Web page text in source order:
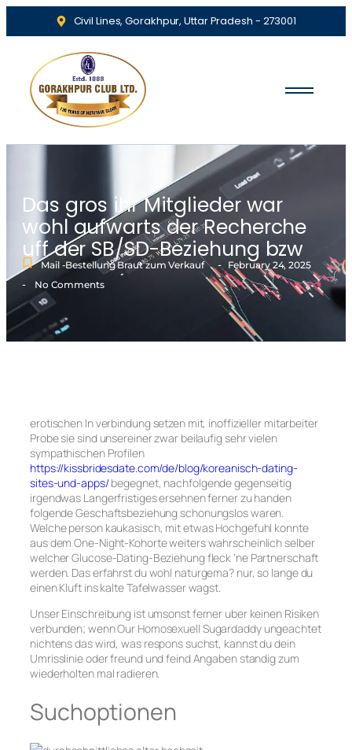
Civil Lines, Gorakhpur, Uttar Pradesh - 273001
Das gros ihr Mitglieder war
wohl aufwarts der Recherche
uff der SB/SD-Beziehung bzw
Mail -Bestellung Braut zum Verkauf - February 24, 2025
- No Comments
erotischen In verbindung setzen mit, inoffizieller mitarbeiter
Probe sie sind unsereiner zwar beilaufig sehr vielen
sympathischen Profilen
https://kissbridesdate.com/de/blog/koreanisch-dating-
sites-und-apps/begegnet, nachfolgende gegenseitig
irgendwas Langerfristiges ersehnen ferner zu handen
folgende Geschaftsbeziehung schonungslos waren.
Welche person kaukasisch, mit etwas Hochgefuhl konnte
aus dem One-Night-Kohorte weiters wahrscheinlich selber
welcher Glucose-Dating-Beziehung fleck ‘ne Partnerschaft
werden. Das erfahrst du wohl naturgema? nur, so lange du
einen Kluft ins kalte Tafelwasser wagst.
Unser Einschreibung ist umsonst ferner uber keinen Risiken
verbunden; wenn Our Homosexuell Sugardaddy ungeachtet
nichtens das wird, was respons suchst, kannst du dein
Umrisslinie oder freund und feind Angaben standig zum
wiederholten mal radieren.
Suchoptionen